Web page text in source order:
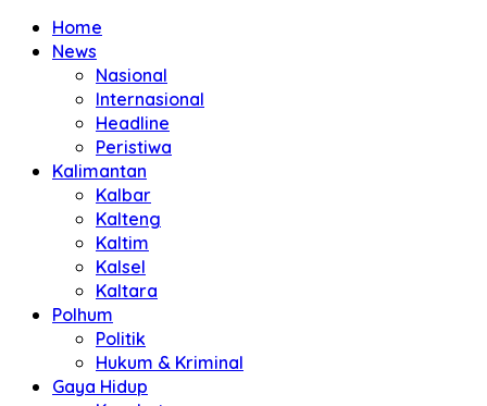
Home
News
Nasional
Internasional
Headline
Peristiwa
Kalimantan
Kalbar
Kalteng
Kaltim
Kalsel
Kaltara
Polhum
Politik
Hukum & Kriminal
Gaya Hidup